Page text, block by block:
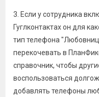
3. Если у сотрудника
Гуглконтактах он для
тип телефона
перекочевать в
справочник, чтобы
воспользоваться
добавлять телефоны